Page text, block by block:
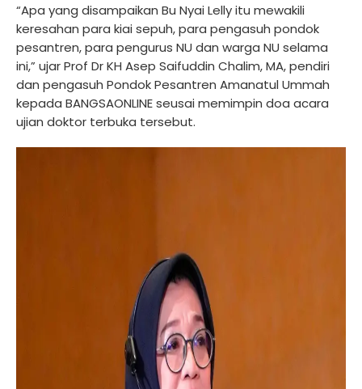
“Apa yang disampaikan Bu Nyai Lelly itu mewakili
keresahan para kiai sepuh, para pengasuh pondok
pesantren, para pengurus NU dan warga NU selama
ini,” ujar Prof Dr KH Asep Saifuddin Chalim, MA, pendiri
dan pengasuh Pondok Pesantren Amanatul Ummah
kepada BANGSAONLINE seusai memimpin doa acara
ujian doktor terbuka tersebut.